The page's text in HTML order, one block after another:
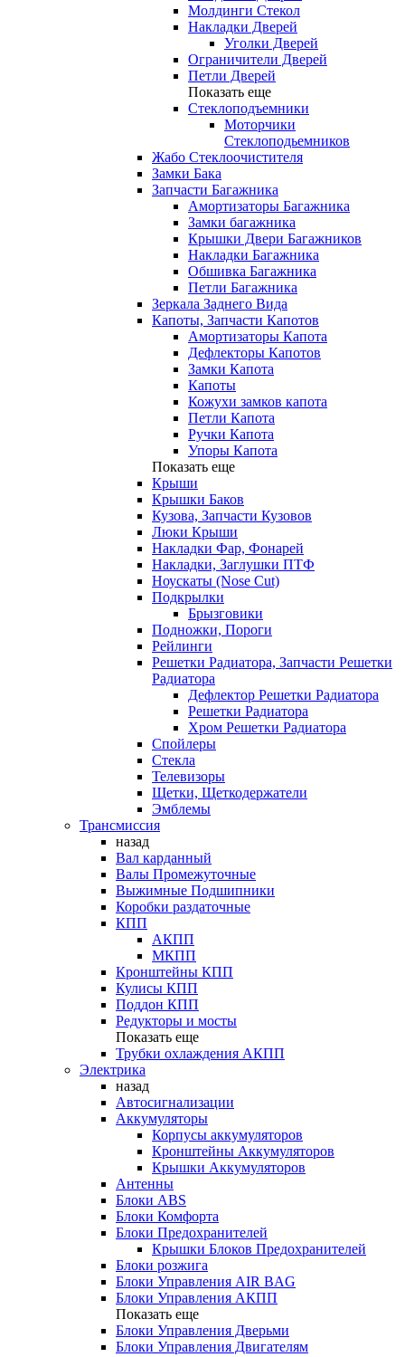
Молдинги Стекол
Накладки Дверей
Уголки Дверей
Ограничители Дверей
Петли Дверей
Показать еще
Стеклоподъемники
Моторчики
Стеклоподьемников
Жабо Стеклоочистителя
Замки Бака
Запчасти Багажника
Амортизаторы Багажника
Замки багажника
Крышки Двери Багажников
Накладки Багажника
Обшивка Багажника
Петли Багажника
Зеркала Заднего Вида
Капоты, Запчасти Капотов
Амортизаторы Капота
Дефлекторы Капотов
Замки Капота
Капоты
Кожухи замков капота
Петли Капота
Ручки Капота
Упоры Капота
Показать еще
Крыши
Крышки Баков
Кузова, Запчасти Кузовов
Люки Крыши
Накладки Фар, Фонарей
Накладки, Заглушки ПТФ
Ноускаты (Nose Cut)
Подкрылки
Брызговики
Подножки, Пороги
Рейлинги
Решетки Радиатора, Запчасти Решетки
Радиатора
Дефлектор Решетки Радиатора
Решетки Радиатора
Хром Решетки Радиатора
Спойлеры
Стекла
Телевизоры
Щетки, Щеткодержатели
Эмблемы
Трансмиссия
назад
Вал карданный
Валы Промежуточные
Выжимные Подшипники
Коробки раздаточные
КПП
АКПП
МКПП
Кронштейны КПП
Кулисы КПП
Поддон КПП
Редукторы и мосты
Показать еще
Трубки охлаждения АКПП
Электрика
назад
Автосигнализации
Аккумуляторы
Корпусы аккумуляторов
Кронштейны Аккумуляторов
Крышки Аккумуляторов
Антенны
Блоки ABS
Блоки Комфорта
Блоки Предохранителей
Крышки Блоков Предохранителей
Блоки розжига
Блоки Управления AIR BAG
Блоки Управления АКПП
Показать еще
Блоки Управления Дверьми
Блоки Управления Двигателям